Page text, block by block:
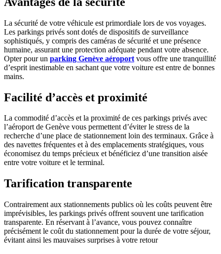
La sécurité de votre véhicule est primordiale lors de vos voyages.
Les parkings privés sont dotés de dispositifs de surveillance
sophistiqués, y compris des caméras de sécurité et une présence
humaine, assurant une protection adéquate pendant votre absence.
Opter pour un parking Genève aéroport vous offre une tranquillité
d’esprit inestimable en sachant que votre voiture est entre de bonnes
mains.
Facilité d’accès et proximité
La commodité d’accès et la proximité de ces parkings privés avec
l’aéroport de Genève vous permettent d’éviter le stress de la
recherche d’une place de stationnement loin des terminaux. Grâce à
des navettes fréquentes et à des emplacements stratégiques, vous
économisez du temps précieux et bénéficiez d’une transition aisée
entre votre voiture et le terminal.
Tarification transparente
Contrairement aux stationnements publics où les coûts peuvent être
imprévisibles, les parkings privés offrent souvent une tarification
transparente. En réservant à l’avance, vous pouvez connaître
précisément le coût du stationnement pour la durée de votre séjour,
évitant ainsi les mauvaises surprises à votre retour